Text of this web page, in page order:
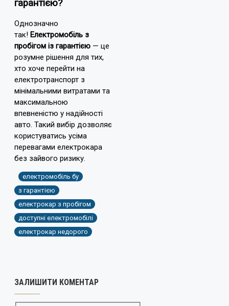
гарантією?
Однозначно
так! Електромобіль з
пробігом із гарантією — це
розумне рішення для тих,
хто хоче перейти на
електротранспорт з
мінімальними витратами та
максимальною
впевненістю у надійності
авто. Такий вибір дозволяє
користуватись усіма
перевагами електрокара
без зайвого ризику.
електромобіль бу
з гарантією
електрокар з пробігом
доступні електромобілі
електрокар недорого
ЗАЛИШИТИ КОМЕНТАР